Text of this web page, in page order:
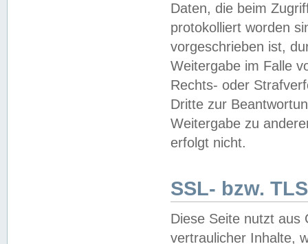
Daten, die beim
protokolliert worden
vorgeschrieben ist,
Weitergabe im Falle
Rechts- oder
Dritte zur
Weitergabe zu
erfolgt nicht.
SSL- bzw.
Diese Seite nutzt aus
vertraulicher Inhalte,